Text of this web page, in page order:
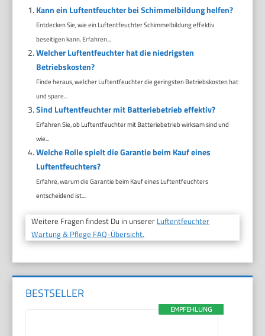
Kann ein Luftentfeuchter bei Schimmelbildung helfen?
Entdecken Sie, wie ein Luftentfeuchter Schimmelbildung effektiv
beseitigen kann. Erfahren...
Welcher Luftentfeuchter hat die niedrigsten
Betriebskosten?
Finde heraus, welcher Luftentfeuchter die geringsten Betriebskosten hat
und spare...
Sind Luftentfeuchter mit Batteriebetrieb effektiv?
Erfahren Sie, ob Luftentfeuchter mit Batteriebetrieb wirksam sind und
wie...
Welche Rolle spielt die Garantie beim Kauf eines
Luftentfeuchters?
Erfahre, warum die Garantie beim Kauf eines Luftentfeuchters
entscheidend ist....
Weitere Fragen findest Du in unserer Luftentfeuchter
Wartung & Pflege FAQ-Übersicht.
BESTSELLER
EMPFEHLUNG